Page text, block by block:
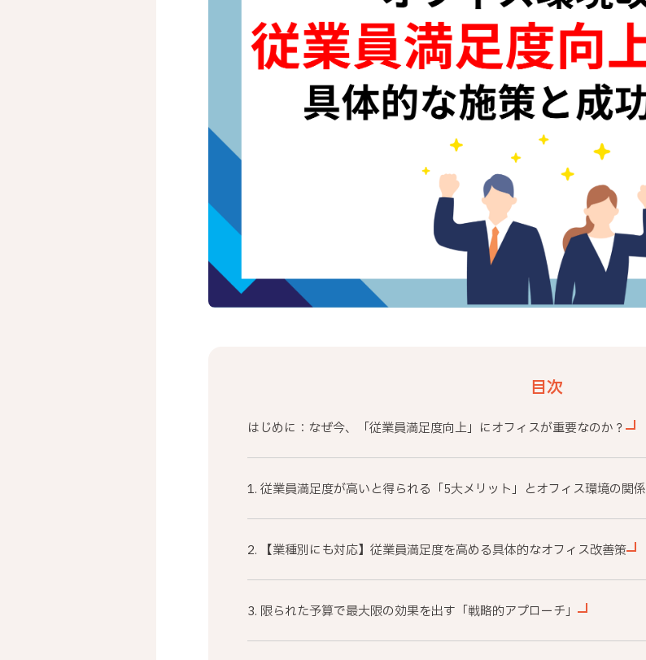
目次
はじめに：なぜ今、「従業員満足度向上」にオフィスが重要なのか？
1. 従業員満足度が高いと得られる「5大メリット」とオフィス環境の関係
2. 【業種別にも対応】従業員満足度を高める具体的なオフィス改善策
3. 限られた予算で最大限の効果を出す「戦略的アプローチ」